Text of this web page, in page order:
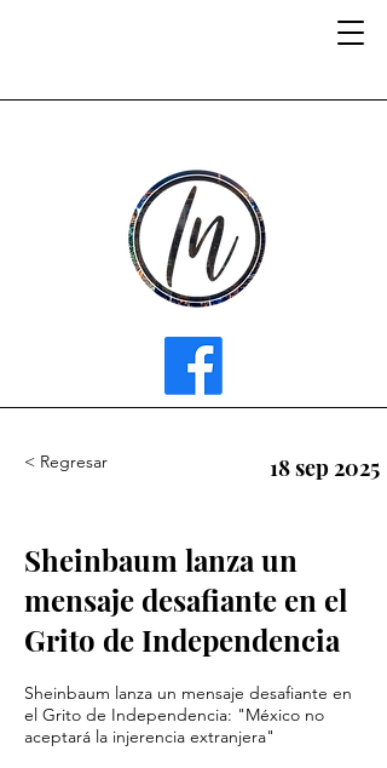
< Regresar 18 sep 2025
Sheinbaum lanza un
mensaje desafiante en el
Grito de Independencia
Sheinbaum lanza un mensaje desafiante en
el Grito de Independencia: "México no
aceptará la injerencia extranjera"